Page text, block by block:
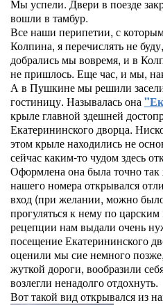
Мы успели. Двери в поезде
вошли в тамбур.
Все наши перипетии, с
Колпина, я перечислять не
добрались мы вовремя, и в
не пришлось. Еще час, и мы,
А в Пушкине мы решили
гостиницу. Называлась она
крыле главной здешней
Екатерининского дворца.
этом крыле находились не
сейчас каким-то чудом здесь
Оформлена она была точно
нашего номера открывался
вход (при желании, можно
прогуляться к нему по
рецепции нам выдали очень
посещение Екатерининского
оценили мы сие немного
жуткой дороги, вообразили
возлегли ненадолго отдохнуть.
Вот такой вид открывался из